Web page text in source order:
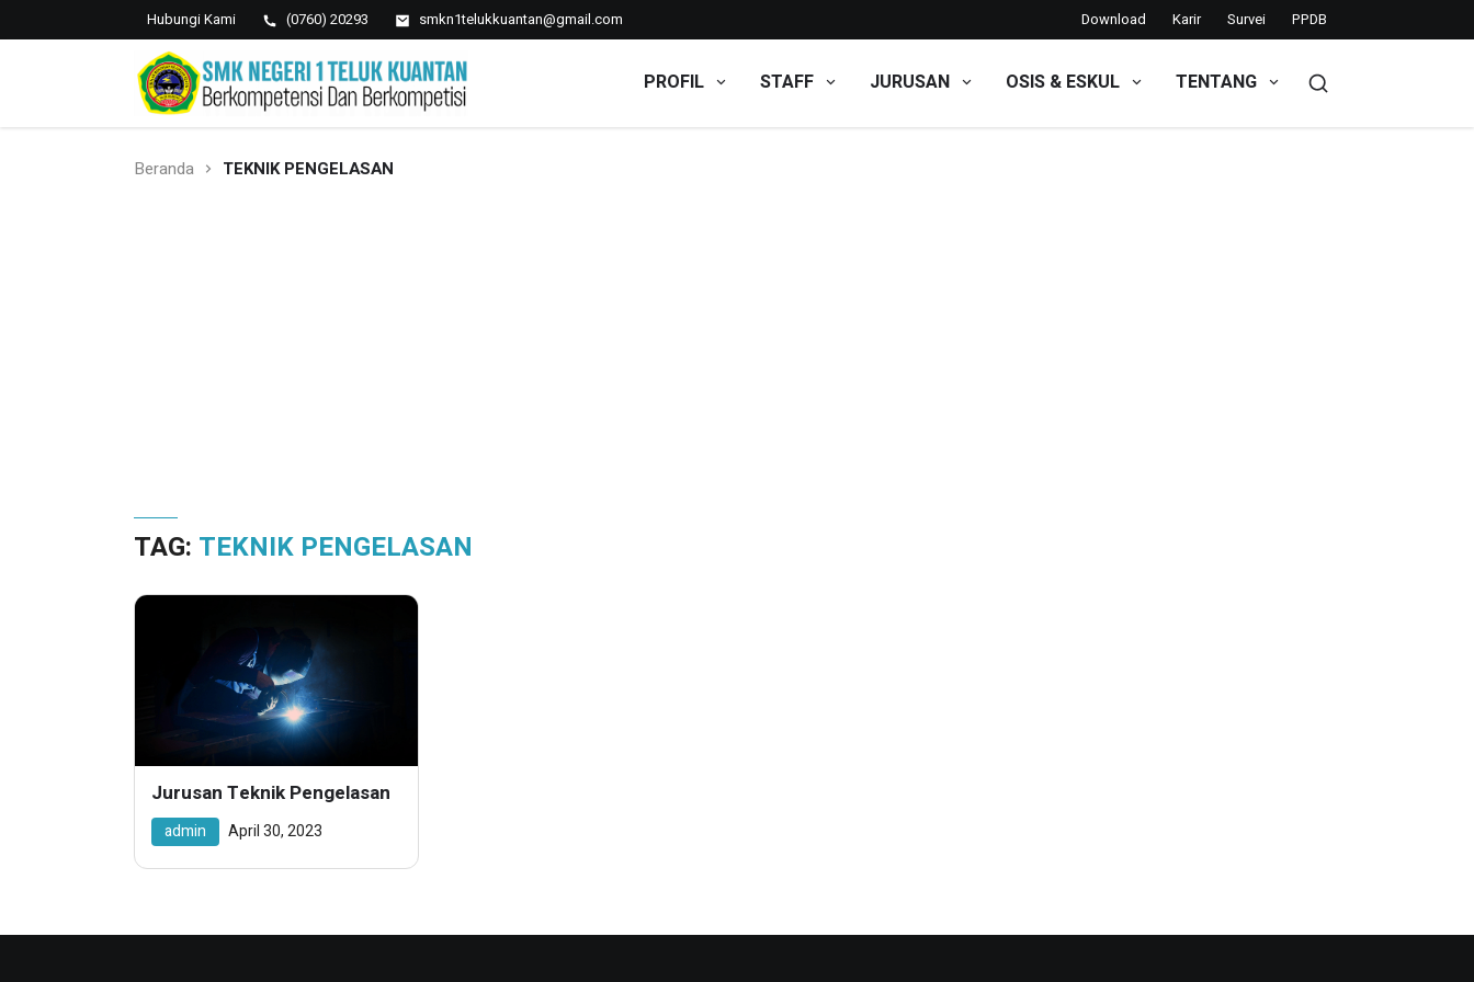
Hubungi Kami (0760) 20293 smkn1telukkuantan@gmail.com Download Karir Survei PPDB
SMK NEGERI 1 TELUK
KUANTAN
Berkopetensi Dan Berkompetisi PROFIL STAFF JURUSAN OSIS & ESKUL TENTANG
Beranda TEKNIK PENGELASAN
TAG: TEKNIK PENGELASAN
Jurusan Teknik Pengelasan
admin April 30, 2023